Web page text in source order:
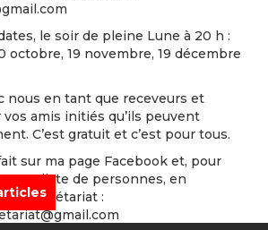
le soir de pleine Lune à 20 h :
octobre, 19 novembre, 19 décembre
nous en tant que receveurs et
vos amis initiés qu’ils peuvent
C’est gratuit et c’est pour tous.
sur ma page Facebook et, pour
une liste de personnes, en
au secrétariat :